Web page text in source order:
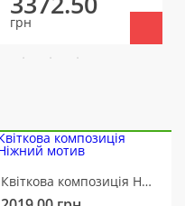
грн
Квіткова композиція Ніжний мотив